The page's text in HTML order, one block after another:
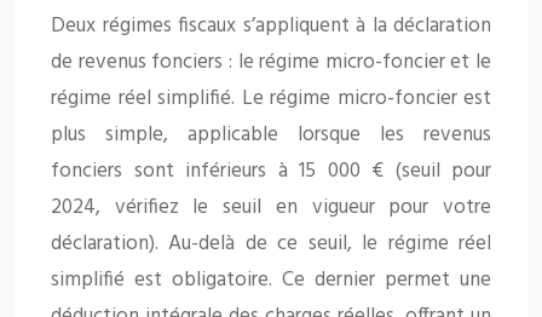
Deux régimes fiscaux s’appliquent à la déclaration
de revenus fonciers : le régime micro-foncier et le
régime réel simplifié. Le régime micro-foncier est
plus simple, applicable lorsque les revenus
fonciers sont inférieurs à 15 000 € (seuil pour
2024, vérifiez le seuil en vigueur pour votre
déclaration). Au-delà de ce seuil, le régime réel
simplifié est obligatoire. Ce dernier permet une